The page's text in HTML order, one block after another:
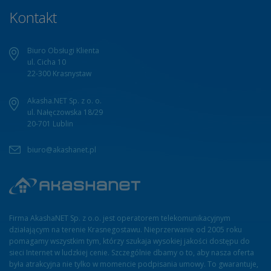
Kontakt
Biuro Obsługi Klienta
ul. Cicha 10
22-300 Krasnystaw
Akasha.NET Sp. z o. o.
ul. Nałęczowska 18/29
20-701 Lublin
biuro@akashanet.pl
Firma AkashaNET Sp. z o.o. jest operatorem telekomunikacyjnym
działającym na terenie Krasnegostawu. Nieprzerwanie od 2005 roku
pomagamy wszystkim tym, którzy szukaja wysokiej jakości dostępu do
sieci Internet w ludzkiej cenie. Szczególnie dbamy o to, aby nasza oferta
była atrakcyjna nie tylko w momencie podpisania umowy. To gwarantuje,